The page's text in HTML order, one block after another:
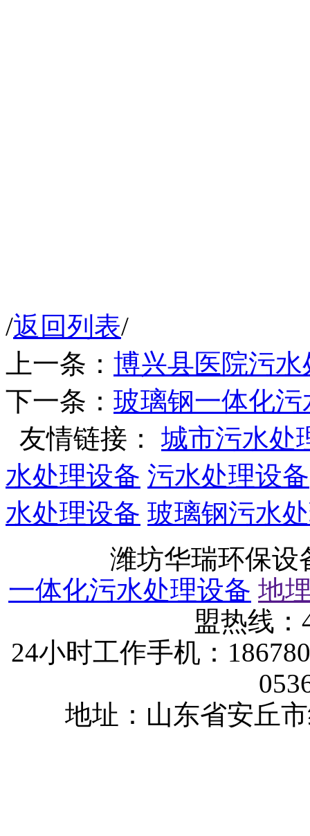
/返回列表/
上一条： 博兴县医院污
下一条： 玻璃钢一体化
友情链接： 城市污水处
水处理设备 污水处理设备
水处理设备 玻璃钢污水
潍坊华瑞环保
一体化污水处理设备 地
盟热线
24小时工作手机：
地址：山东省安丘